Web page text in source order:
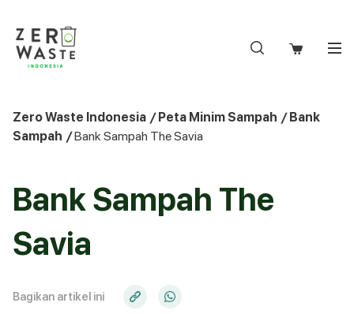
Zero Waste Indonesia / Peta Minim Sampah / Bank
Sampah / Bank Sampah The Savia
Bank Sampah The
Savia
Bagikan artikel ini